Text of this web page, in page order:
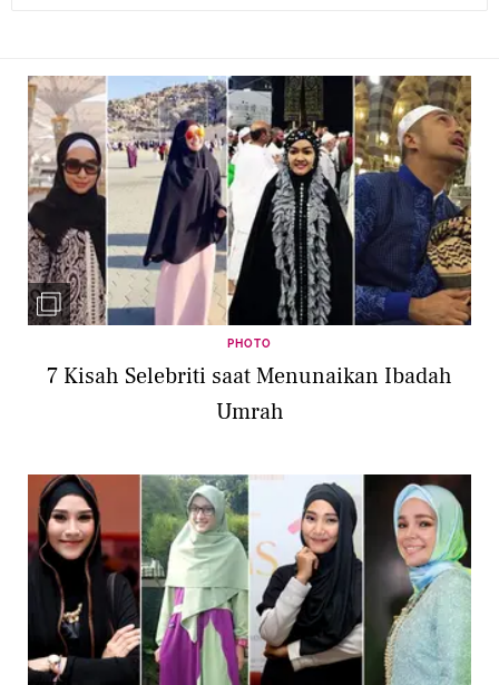
PHOTO
7 Kisah Selebriti saat Menunaikan Ibadah
Umrah